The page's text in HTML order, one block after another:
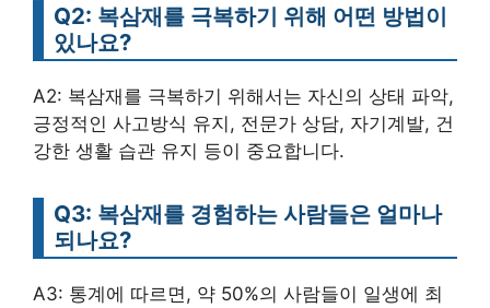
Q2: 복삼재를 극복하기 위해 어떤 방법이
있나요?
A2: 복삼재를 극복하기 위해서는 자신의 상태 파악,
긍정적인 사고방식 유지, 전문가 상담, 자기계발, 건
강한 생활 습관 유지 등이 중요합니다.
Q3: 복삼재를 경험하는 사람들은 얼마나
되나요?
A3: 통계에 따르면, 약 50%의 사람들이 일생에 최